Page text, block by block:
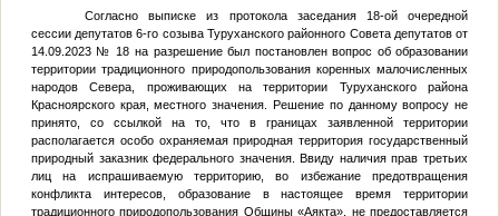
Согласно выписке из протокола заседания 18-ой очередной
сессии депутатов 6-го созыва Туруханского районного Совета депутатов от
14.09.2023 № 18 на разрешение был постановлен вопрос об образовании
территории традиционного природопользования коренных малочисленных
народов Севера, проживающих на территории Туруханского района
Красноярского края, местного значения. Решение по данному вопросу не
принято, со ссылкой на то, что в границах заявленной территории
располагается особо охраняемая природная территория государственный
природный заказник федерального значения. Ввиду наличия прав третьих
лиц на испрашиваемую территорию, во избежание предотвращения
конфликта интересов, образование в настоящее время территории
традиционного природопользования Общины «Аякта», не предоставляется